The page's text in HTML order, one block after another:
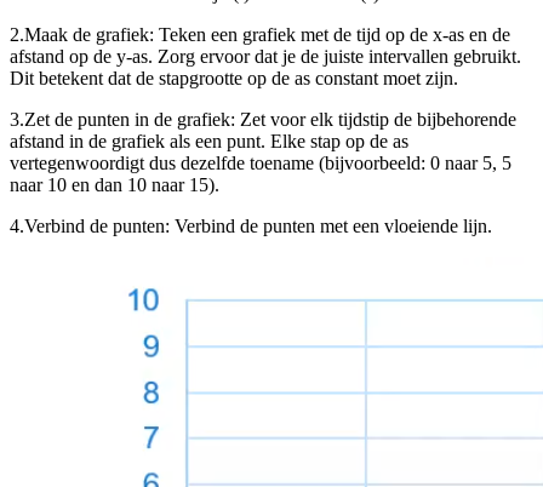
2.Maak de grafiek: Teken een grafiek met de tijd op de x-as en de
afstand op de y-as. Zorg ervoor dat je de juiste intervallen gebruikt.
Dit betekent dat de stapgrootte op de as constant moet zijn.
3.Zet de punten in de grafiek: Zet voor elk tijdstip de bijbehorende
afstand in de grafiek als een punt. Elke stap op de as
vertegenwoordigt dus dezelfde toename (bijvoorbeeld: 0 naar 5, 5
naar 10 en dan 10 naar 15).
4.Verbind de punten: Verbind de punten met een vloeiende lijn.